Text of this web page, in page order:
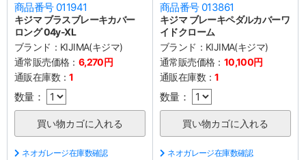
商品番号 011941
キジマ ブラスブレーキカバー
ロング 04y-XL
ブランド： KIJIMA(キジマ)
通常販売価格： 6,270円
通販在庫数：1
数量：
ネオガレージ在庫数確認
商品番号 013861
キジマ ブレーキペダルカバーワ
イドクローム
ブランド： KIJIMA(キジマ)
通常販売価格： 10,100円
通販在庫数：1
数量：
ネオガレージ在庫数確認